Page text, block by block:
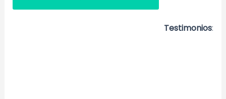
Testimonios: